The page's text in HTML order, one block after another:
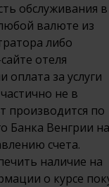
обслуживания в
валюте из
либо
отеля
оплата за услуги
не в
производится по
Банка Венгрии на
счета.
наличие на
о курсе